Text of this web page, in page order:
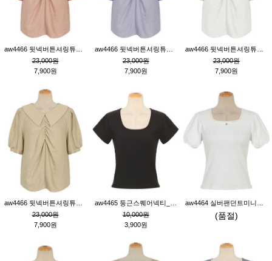
23,000원
7,900원
23,000원
7,900원
23,000원
7,900원
23,000원
7,900원
10,000원
3,900원
(품절)